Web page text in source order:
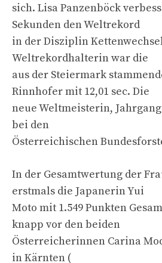
sich. Lisa Panzenböck
Sekunden den Weltrekord
in der Disziplin
Weltrekordhalterin war die
aus der Steiermark
Rinnhofer mit 12,01 sec. Die
neue Weltmeisterin,
bei den
Österreichischen
In der Gesamtwertung der
erstmals die Japanerin Yui
Moto mit 1.549 Punkten
knapp vor den beiden
Österreicherinnen Carina
in Kärnten (